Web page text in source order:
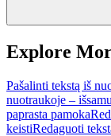
Explore
Pašalinti tekstą iš
nuotraukoje –
paprasta pamoka
keistiRedaguoti